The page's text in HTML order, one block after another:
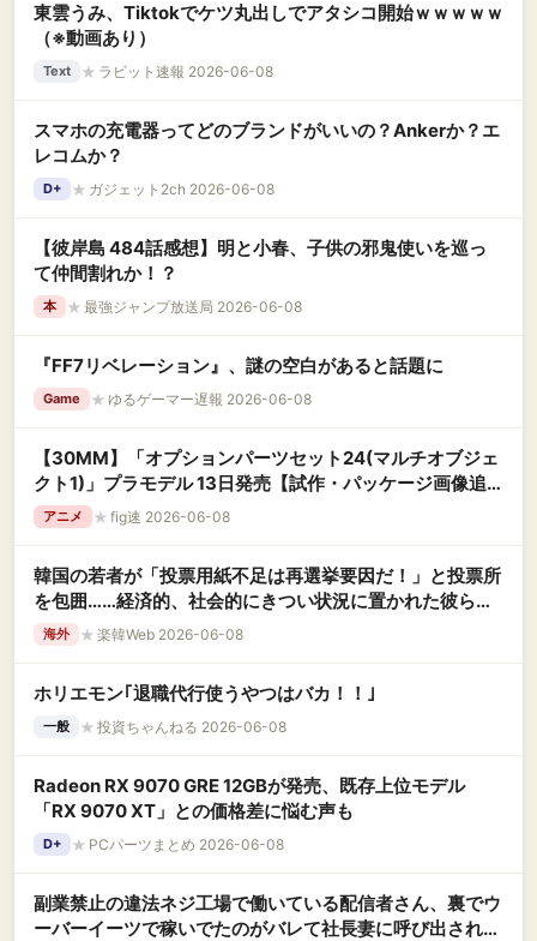
東雲うみ、Tiktokでケツ丸出しでアタシコ開始ｗｗｗｗｗ
（※動画あり）
Text ★ ラビット速報 2026-06-08
スマホの充電器ってどのブランドがいいの？Ankerか？エ
レコムか？
D+ ★ ガジェット2ch 2026-06-08
【彼岸島 484話感想】明と小春、子供の邪鬼使いを巡っ
て仲間割れか！？
本 ★ 最強ジャンプ放送局 2026-06-08
『FF7リベレーション』、謎の空白があると話題に
Game ★ ゆるゲーマー遅報 2026-06-08
【30MM】「オプションパーツセット24(マルチオブジェ
クト1)」プラモデル 13日発売【試作・パッケージ画像追
加】
アニメ ★ fig速 2026-06-08
韓国の若者が「投票用紙不足は再選挙要因だ！」と投票所
を包囲……経済的、社会的にきつい状況に置かれた彼らは
いつ爆発してもおかしくないんですよ
海外 ★ 楽韓Web 2026-06-08
ホリエモン｢退職代行使うやつはバカ！！｣
一般 ★ 投資ちゃんねる 2026-06-08
Radeon RX 9070 GRE 12GBが発売、既存上位モデル
「RX 9070 XT」との価格差に悩む声も
D+ ★ PCパーツまとめ 2026-06-08
副業禁止の違法ネジ工場で働いている配信者さん、裏でウ
ーバーイーツで稼いでたのがバレて社長妻に呼び出される